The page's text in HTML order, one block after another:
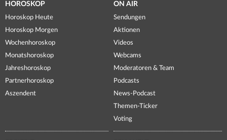
HOROSKOP
Horoskop Heute
Horoskop Morgen
Wochenhoroskop
Monatshoroskop
Jahreshoroskop
Partnerhoroskop
Aszendent
ON AIR
Sendungen
Aktionen
Videos
Webcams
Moderatoren & Team
Podcasts
News-Podcast
Themen-Ticker
Voting